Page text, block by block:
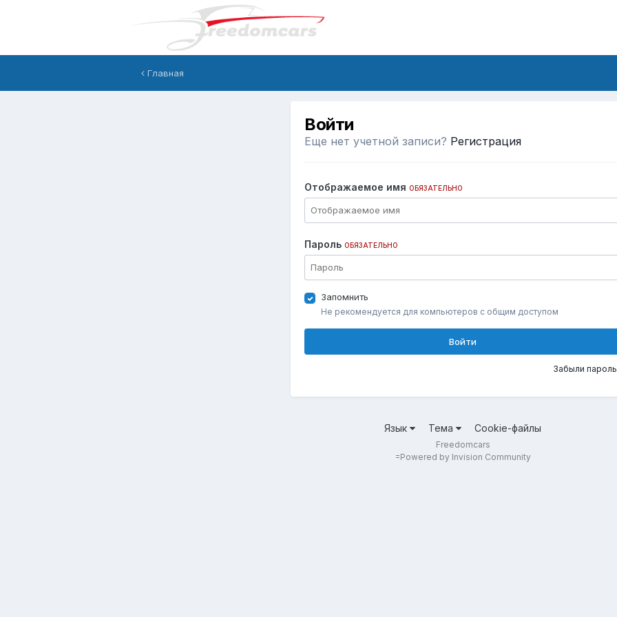
Главная
Войти
Еще нет учетной записи? Регистрация
Отображаемое имя ОБЯЗАТЕЛЬНО
Пароль ОБЯЗАТЕЛЬНО
Запомнить
Не рекомендуется для компьютеров с общим доступом
Войти
Забыли
Язык Тема Cookie-файлы
Freedomcars
=Powered by Invision Community